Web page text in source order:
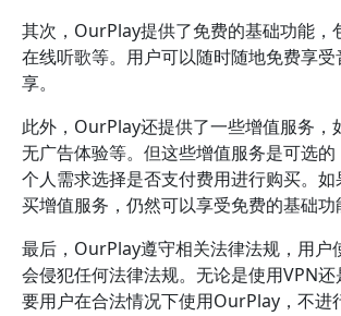
其次，OurPlay提供了免费的基础功能，
在线听歌等。用户可以随时随地免费享
享。
此外，OurPlay还提供了一些增值服务，
无广告体验等。但这些增值服务是可选
个人需求选择是否支付费用进行购买。
买增值服务，仍然可以享受免费的基础功
最后，OurPlay遵守相关法律法规，用户
会侵犯任何法律法规。无论是使用VPN还
要用户在合法情况下使用OurPlay，不进